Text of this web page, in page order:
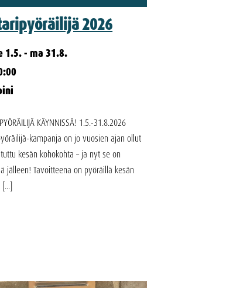
2026
1.5. - ma 31.8.
KÄYNNISSÄ! 1.5.-31.8.2026
kampanja on jo vuosien ajan ollut
kesän kohokohta – ja nyt se on
jälleen! Tavoitteena on pyöräillä kesän